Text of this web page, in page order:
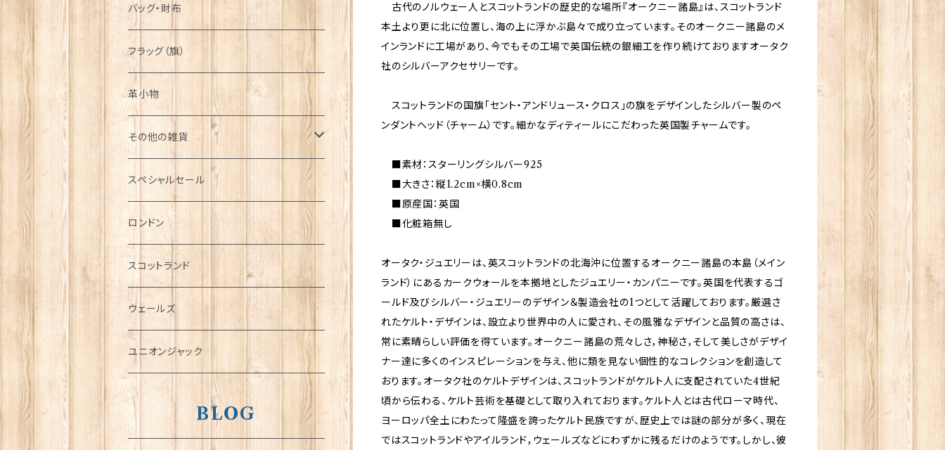
古代のノルウェー人とスコットランドの歴史的な場所『オークニー諸島』は、スコットランド
本土より更に北に位置し、海の上に浮かぶ島々で成り立っています。そのオークニー諸島のメ
インランドに工場があり、今でもその工場で英国伝統の銀細工を作り続けておりますオータク
社のシルバーアクセサリーです。
スコットランドの国旗「セント・アンドリュース・クロス」の旗をデザインしたシルバー製のペ
ンダントヘッド（チャーム）です。細かなディティールにこだわった英国製チャームです。
■素材：スターリングシルバー925
■大きさ：縦1.2cm×横0.8cm
■原産国：英国
■化粧箱無し
オータク・ジュエリーは、英スコットランドの北海沖に位置するオークニー諸島の本島（メイン
ランド）にあるカークウォールを本拠地としたジュエリー・カンパニーです。英国を代表するゴ
ールド及びシルバー・ジュエリーのデザイン＆製造会社の1つとして活躍しております。厳選さ
れたケルト・デザインは、設立より世界中の人に愛され、その風雅なデザインと品質の高さは、
常に素晴らしい評価を得ています。オークニー諸島の荒々しさ，神秘さ，そして美しさがデザイ
ナー達に多くのインスピレーションを与え、他に類を見ない個性的なコレクションを創造して
おります。オータク社のケルトデザインは、スコットランドがケルト人に支配されていた4世紀
頃から伝わる、ケルト芸術を基礎として取り入れております。ケルト人とは古代ローマ時代、
ヨーロッパ全土にわたって隆盛を誇ったケルト民族ですが、歴史上では謎の部分が多く、現在
ではスコットランドやアイルランド，ウェールズなどにわずかに残るだけのようです。しかし、彼
バッグ・財布
フラッグ（旗）
革小物
その他の雑貨
ミニカー
チャーム
犬グッズ
傘
指貫(シンブル)
スペシャルセール
ロンドン
スコットランド
ウェールズ
ユニオンジャック
BLOG